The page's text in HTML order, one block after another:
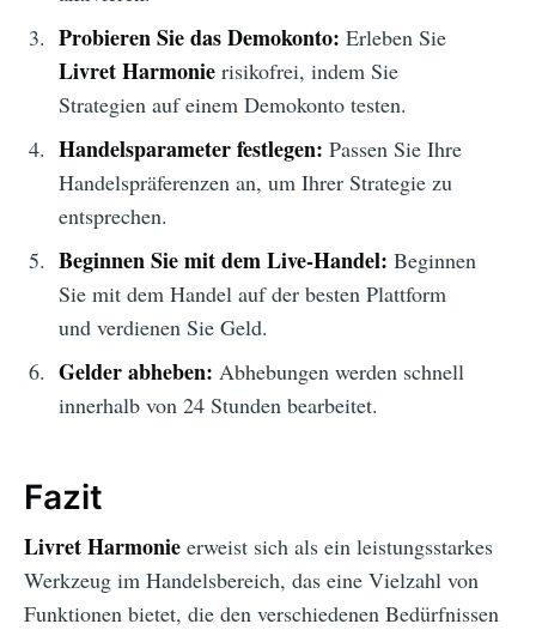
Probieren Sie das Demokonto: Erleben Sie
Livret Harmonierisikofrei, indem Sie
Strategien auf einem Demokonto testen.
Handelsparameter festlegen: Passen Sie Ihre
Handelspräferenzen an, um Ihrer Strategie zu
entsprechen.
Beginnen Sie mit dem Live-Handel: Beginnen
Sie mit dem Handel auf der besten Plattform
und verdienen Sie Geld.
Gelder abheben: Abhebungen werden schnell
innerhalb von 24 Stunden bearbeitet.
Fazit
Livret Harmonie erweist sich als ein leistungsstarkes
Werkzeug im Handelsbereich, das eine Vielzahl von
Funktionen bietet, die den verschiedenen Bedürfnissen